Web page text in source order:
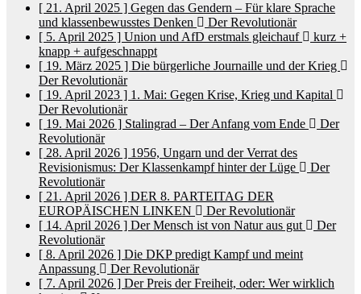
[ 21. April 2025 ] Gegen das Gendern – Für klare Sprache
und klassenbewusstes Denken
Der Revolutionär
[ 5. April 2025 ] Union und AfD erstmals gleichauf
kurz +
knapp + aufgeschnappt
[ 19. März 2025 ] Die bürgerliche Journaille und der Krieg
Der Revolutionär
[ 19. April 2023 ] 1. Mai: Gegen Krise, Krieg und Kapital
Der Revolutionär
[ 19. Mai 2026 ] Stalingrad – Der Anfang vom Ende
Der
Revolutionär
[ 28. April 2026 ] 1956, Ungarn und der Verrat des
Revisionismus: Der Klassenkampf hinter der Lüge
Der
Revolutionär
[ 21. April 2026 ] DER 8. PARTEITAG DER
EUROPÄISCHEN LINKEN
Der Revolutionär
[ 14. April 2026 ] Der Mensch ist von Natur aus gut
Der
Revolutionär
[ 8. April 2026 ] Die DKP predigt Kampf und meint
Anpassung
Der Revolutionär
[ 7. April 2026 ] Der Preis der Freiheit, oder: Wer wirklich